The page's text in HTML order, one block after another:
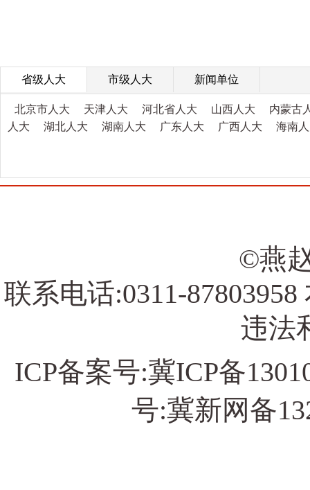
省级人大 市级人大 新闻单位
北京市人大 天津人大 河北省人大 山西人大
内蒙古
人大
湖北人大 湖南人大 广东人大 广西人大 海南
©燕
联系电话:0311-
违法
ICP备案号:冀ICP备
号:冀新网备